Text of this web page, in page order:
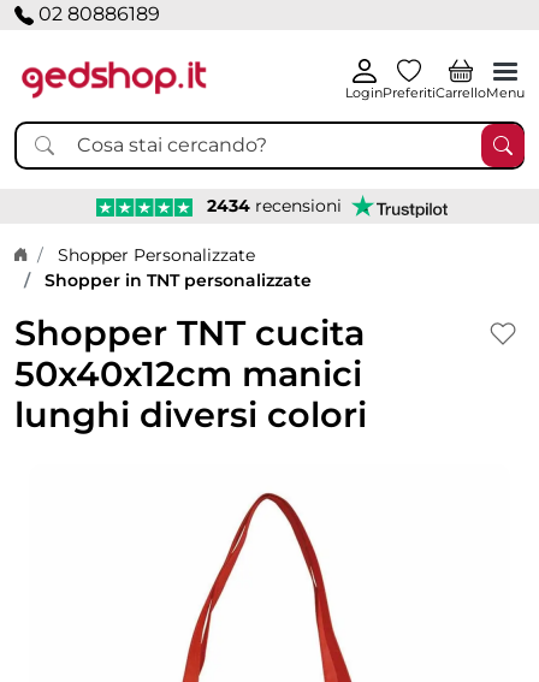
02 80886189
LoginPreferitiCarrelloMenu
2434 recensioni
Home page
Shopper Personalizzate
Shopper in TNT personalizzate
Shopper TNT cucita
50x40x12cm manici
lunghi diversi colori